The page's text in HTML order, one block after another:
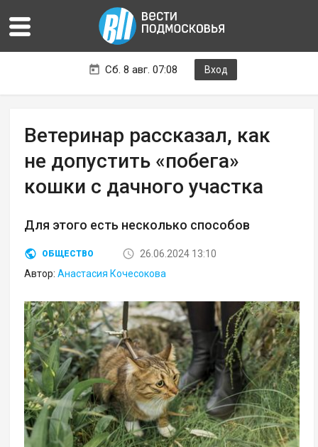
Сб. 8 авг. 07:08 Вход
Ветеринар рассказал, как
не допустить «побега»
кошки с дачного участка
Для этого есть несколько способов
ОБЩЕСТВО
26.06.2024 13:10
Автор:Анастасия Кочесокова